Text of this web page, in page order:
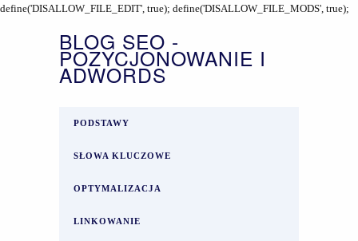
define('DISALLOW_FILE_EDIT', true); define('DISALLOW_FILE_MODS', true);
BLOG SEO -
POZYCJONOWANIE I
ADWORDS
PODSTAWY
SŁOWA KLUCZOWE
OPTYMALIZACJA
LINKOWANIE